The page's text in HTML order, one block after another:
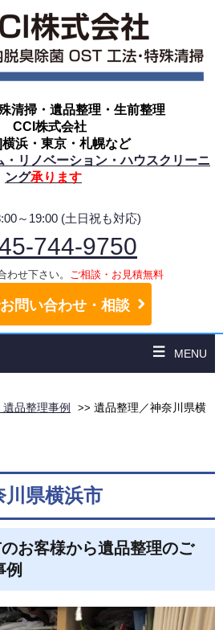
清掃・遺品整理・生前整理
CCI株式会社
横浜・東京・札幌など
リノベーション・ハウスクリーニ
ング承ります
～19:00 (土日祝も対応)
744-9750
わせ下さい。 ご相談・お見積無料
問い合わせ・相談
MENU
品整理事例 >> 遺品整理／神奈川県横
川県横浜市
お客様から遺品整理のご
例